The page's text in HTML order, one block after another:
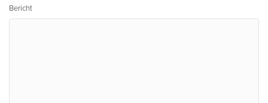
Bericht